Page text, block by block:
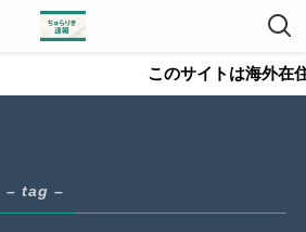
このサイトは海外在住
– tag –